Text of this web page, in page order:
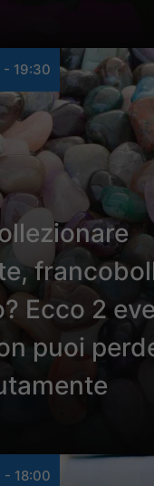
19:30
Ecco 2
puoi
18:00